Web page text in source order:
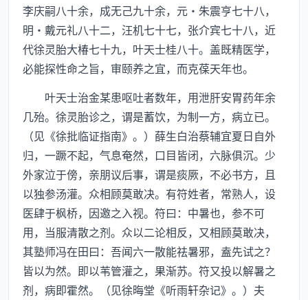
李庆嗣八十余，成无己九十余，元·朱震亨七十八，
明·戴元礼八十二，汪机七十七，张介宾七十八，近
代徐灵胎大椿七十九，叶天士桂八十。盖既精医学，
必能探性命之旨，审颐养之宜，而克葆天年也。
叶天士治金某患呕吐者数年，用泄肝安胃药年余
几殆。徐灵胎诊之，谓是蓄饮，为制一方，病立已。
（见《徐批临证指南》。）薛生白治蔡辅宜夏日自外
归，一蹶不起，气息奄然，口目皆闭，六脉俱沉。少
外家泣于傍，亲朋议后事，谓是痰厥，不必书方，且
以独参汤灌。众相顾莫敢决。有符姓者，常熟人，设
医肆于枫桥，因邀之入视。符曰：中暑也，参不可
用，当服清散之剂。众以二论相反，又相顾莫敢决，
其塾师冯在田曰：吾闻六一散能祛暑邪，盍先试之？
皆以为然。即以苇管灌之，果渐苏。符又投以解暑之
剂，病即霍然。（见徐晦堂《听雨轩杂记》。）夫